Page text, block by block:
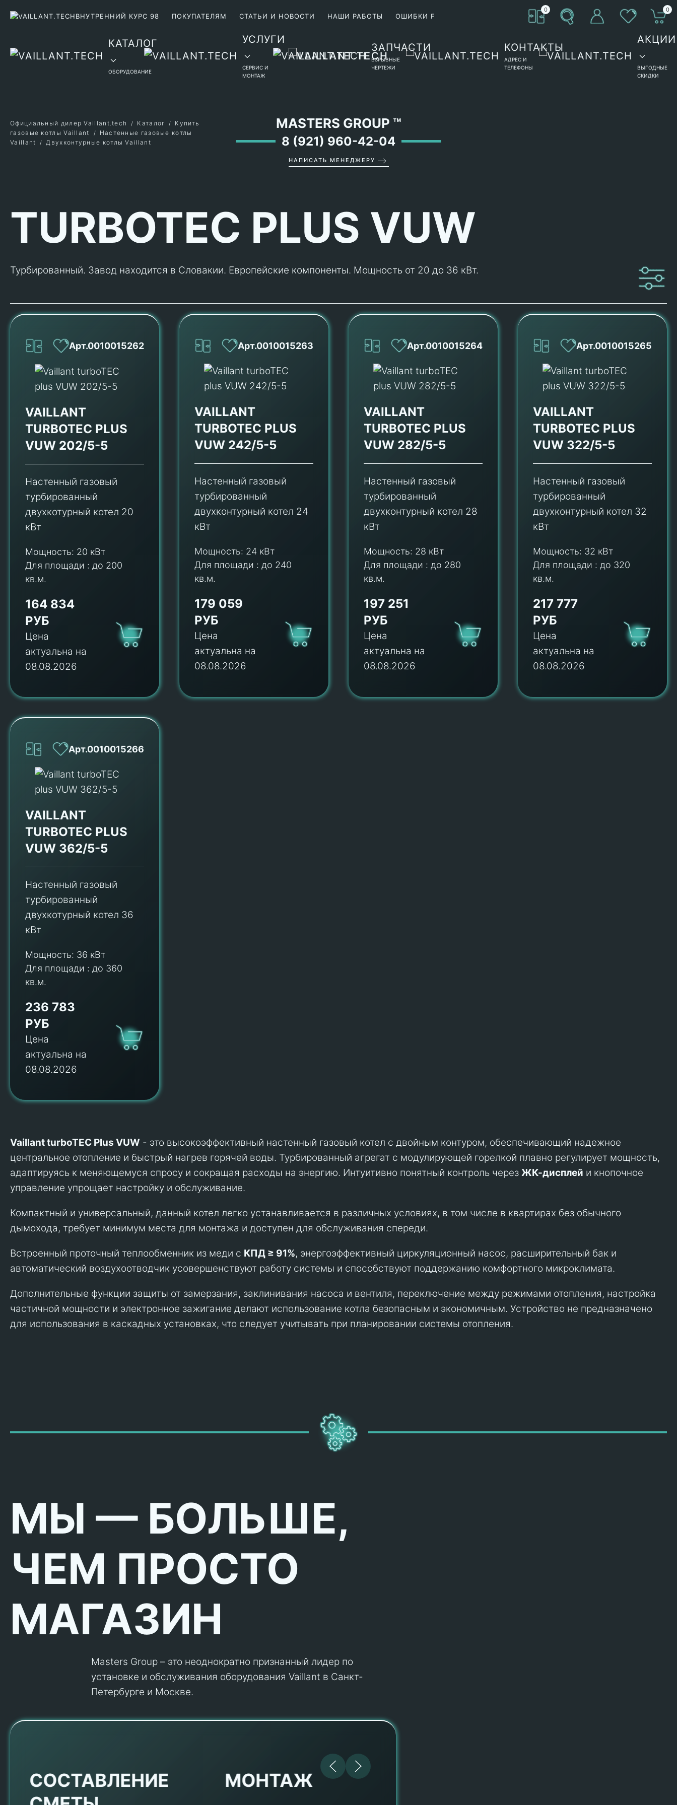
ВНУТРЕННИЙ КУРС 98 ПОКУПАТЕЛЯМ СТАТЬИ И НОВОСТИ НАШИ РАБОТЫ ОШИБКИ F
0 0
КАТАЛОГ
ОБОРУДОВАНИЕ
УСЛУГИ
СЕРВИС И
МОНТАЖ
ЗАПЧАСТИ
ВЗРЫВНЫЕ
ЧЕРТЕЖИ
КОНТАКТЫ
АДРЕС И
ТЕЛЕФОНЫ
АКЦИИ
ВЫГОДНЫЕ
СКИДКИ
MASTERS GROUP ™
8 (921) 960-42-04
НАПИСАТЬ МЕНЕДЖЕРУ
Официальный дилер Vaillant.tech Каталог
Купить
газовые котлы Vaillant
Настенные газовые котлы
Vaillant
Двухконтурные котлы Vaillant
TURBOTEC PLUS VUW
Турбированный. Завод находится в Словакии. Европейские компоненты. Мощность от 20 до 36 кВт.
Арт.0010015262
VAILLANT
TURBOTEC PLUS
VUW 202/5-5
Настенный газовый
турбированный
двухкотурный котел 20
кВт
Мощность: 20 кВт
Для площади : до 200
кв.м.
164 834
РУБ
Цена
актуальна на
08.08.2026
Арт.0010015263
VAILLANT
TURBOTEC PLUS
VUW 242/5-5
Настенный газовый
турбированный
двухконтурный котел 24
кВт
Мощность: 24 кВт
Для площади : до 240
кв.м.
179 059
РУБ
Цена
актуальна на
08.08.2026
Арт.0010015264
VAILLANT
TURBOTEC PLUS
VUW 282/5-5
Настенный газовый
турбированный
двухконтурный котел 28
кВт
Мощность: 28 кВт
Для площади : до 280
кв.м.
197 251
РУБ
Цена
актуальна на
08.08.2026
Арт.0010015265
VAILLANT
TURBOTEC PLUS
VUW 322/5-5
Настенный газовый
турбированный
двухконтурный котел 32
кВт
Мощность: 32 кВт
Для площади : до 320
кв.м.
217 777
РУБ
Цена
актуальна на
08.08.2026
Арт.0010015266
VAILLANT
TURBOTEC PLUS
VUW 362/5-5
Настенный газовый
турбированный
двухкотурный котел 36
кВт
Мощность: 36 кВт
Для площади : до 360
кв.м.
236 783
РУБ
Цена
актуальна на
08.08.2026
Vaillant turboTEC Plus VUW - это высокоэффективный настенный газовый котел с двойным контуром, обеспечивающий надежное
центральное отопление и быстрый нагрев горячей воды. Турбированный агрегат с модулирующей горелкой плавно регулирует мощность,
адаптируясь к меняющемуся спросу и сокращая расходы на энергию. Интуитивно понятный контроль через ЖК-дисплей и кнопочное
управление упрощает настройку и обслуживание.
Компактный и универсальный, данный котел легко устанавливается в различных условиях, в том числе в квартирах без обычного
дымохода, требует минимум места для монтажа и доступен для обслуживания спереди.
Встроенный проточный теплообменник из меди с КПД ≥ 91%, энергоэффективный циркуляционный насос, расширительный бак и
автоматический воздухоотводчик усовершенствуют работу системы и способствуют поддержанию комфортного микроклимата.
Дополнительные функции защиты от замерзания, заклинивания насоса и вентиля, переключение между режимами отопления, настройка
частичной мощности и электронное зажигание делают использование котла безопасным и экономичным. Устройство не предназначено
для использования в каскадных установках, что следует учитывать при планировании системы отопления.
МЫ — БОЛЬШЕ,
ЧЕМ ПРОСТО
МАГАЗИН
Masters Group – это неоднократно признанный лидер по
установке и обслуживания оборудования Vaillant в Санкт-
Петербурге и Москве.
СОСТАВЛЕНИЕ
МОНТАЖ